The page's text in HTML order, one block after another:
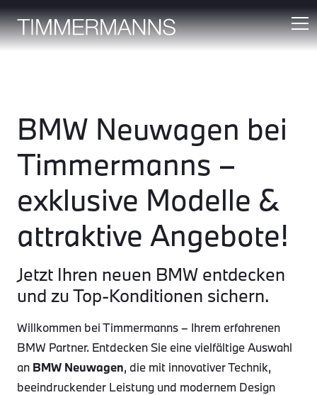
BMW Neuwagen bei
Timmermanns –
exklusive Modelle &
attraktive Angebote!
Jetzt Ihren neuen BMW entdecken
und zu Top-Konditionen sichern.
Willkommen bei Timmermanns – Ihrem erfahrenen
BMW Partner. Entdecken Sie eine vielfältige Auswahl
an BMW Neuwagen, die mit innovativer Technik,
beeindruckender Leistung und modernem Design